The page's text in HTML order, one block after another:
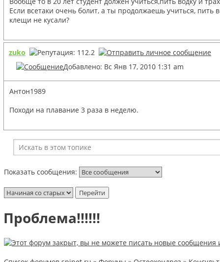
Если всетаки очень болит, а ты продолжаешь учиться, пить
клещи не кусали?
zuko
Добавлено: Вс Янв 17, 2010 1:31 am
Антон1989
Походи на плавание 3 раза в неделю.
Показать сообщения:
Проблема!!!!!!